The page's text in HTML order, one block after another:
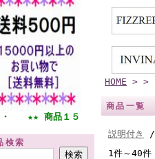
商品１５０００円以上送料サー
検索
HOME > >
商品一覧
説明付き
/
1件～40